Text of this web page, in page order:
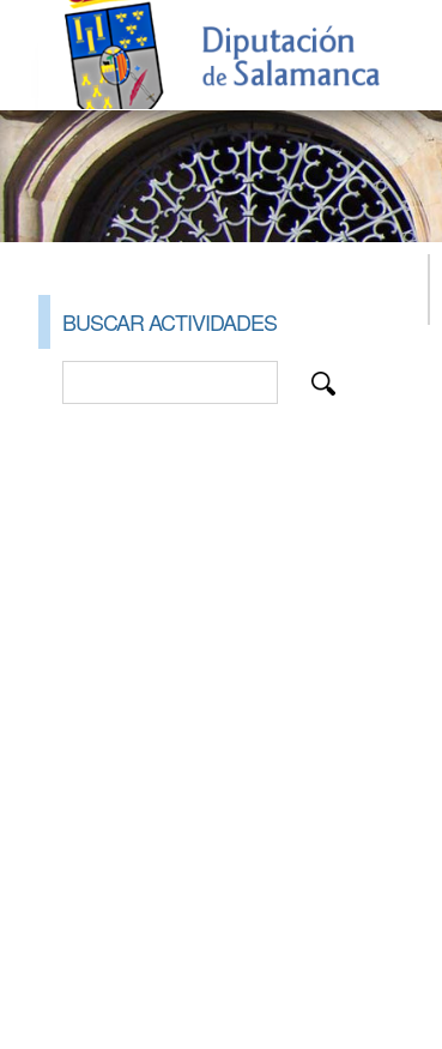
BUSCAR ACTIVIDADES